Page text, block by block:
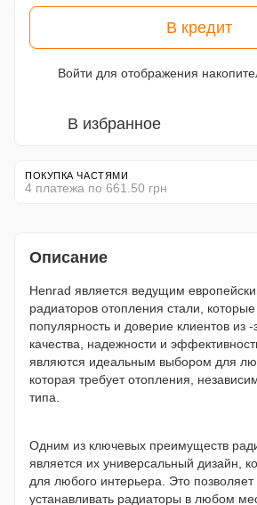
В кредит
Войти для отображения
В избранное
ПОКУПКА ЧАСТЯМИ
4 платежа по 661.50 грн
Описание
Henrad является ведущим
радиаторов отопления стали,
популярность и доверие клиентов из -
качества, надежности и
являются идеальным выбором для
которая требует отопления,
типа.
Одним из ключевых преимуществ
является их универсальный дизайн,
для любого интерьера. Это позволяет
устанавливать радиаторы в любом